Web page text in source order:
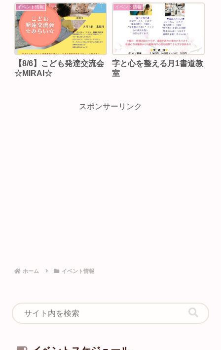
イベント情報
【8/6】こども発達交流会
☆MIRAI☆
イベント情報
字と心を整える月1書道教
室
スポンサーリンク
ホーム イベント情報